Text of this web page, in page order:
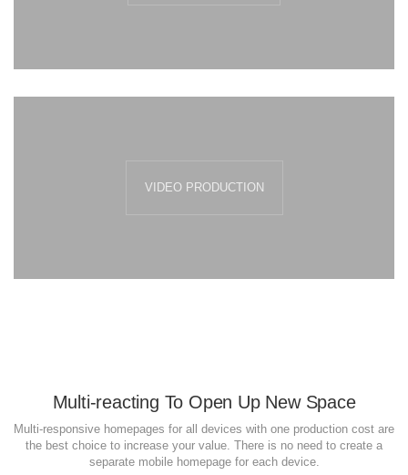
VIDEO PRODUCTION
Multi-reacting To Open Up New Space
Multi-responsive homepages for all devices with one production cost are
the best choice to increase your value. There is no need to create a
separate mobile homepage for each device.